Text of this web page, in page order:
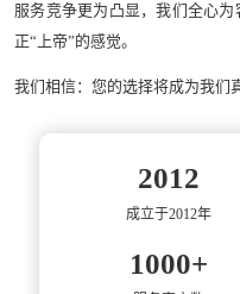
服务竞争更为凸显，我们全心
正“上帝”的感觉。
我们相信：您的选择将成为我们
2012
成立于2012年
1000+